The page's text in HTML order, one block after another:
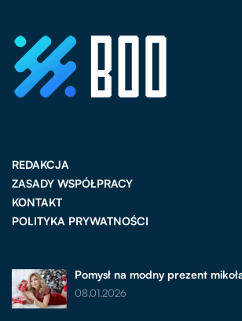
REDAKCJA
ZASADY WSPÓŁPRACY
KONTAKT
POLITYKA PRYWATNOŚCI
Pomysł na modny prezent
08.01.2026